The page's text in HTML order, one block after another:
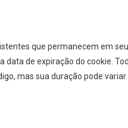
que permanecem em
data de expiração do cookie.
mas sua duração pode variar.